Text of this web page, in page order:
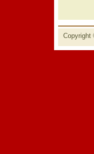
Copyright